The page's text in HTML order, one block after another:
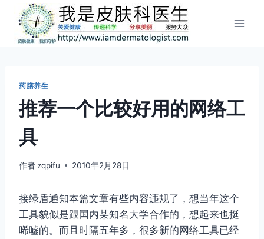
药膳养生
推荐一个比较好用的网络工
具
作者 zqpifu 2010年2月28日
接绿盾通知本篇文章有些内容违规了，想当年这个
工具貌似是跟国内某知名大学合作的，想起来也挺
唏嘘的。而且时隔五年多，很多新的网络工具已经